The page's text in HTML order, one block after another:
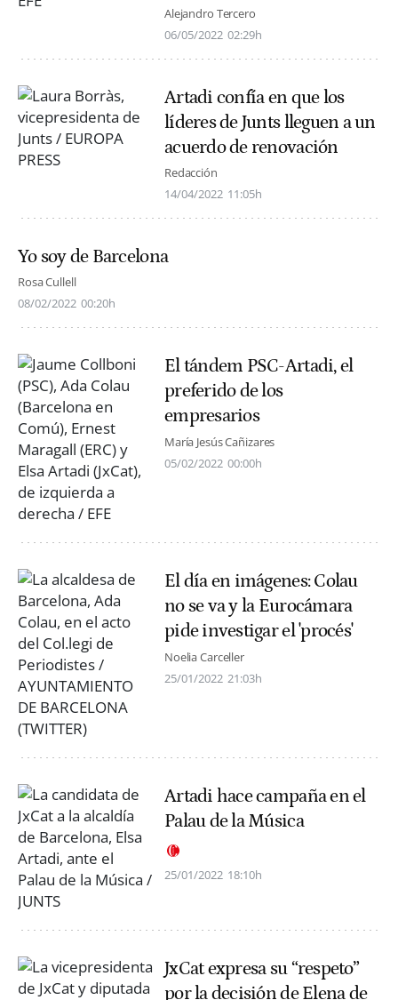
Alejandro Tercero
06/05/2022 02:29h
Artadi confía en que los
líderes de Junts lleguen a un
acuerdo de renovación
Redacción
14/04/2022 11:05h
Yo soy de Barcelona
Rosa Cullell
08/02/2022 00:20h
El tándem PSC-Artadi, el
preferido de los
empresarios
María Jesús Cañizares
05/02/2022 00:00h
El día en imágenes: Colau
no se va y la Eurocámara
pide investigar el 'procés'
Noelia Carceller
25/01/2022 21:03h
Artadi hace campaña en el
Palau de la Música
25/01/2022 18:10h
JxCat expresa su “respeto”
por la decisión de Elena de